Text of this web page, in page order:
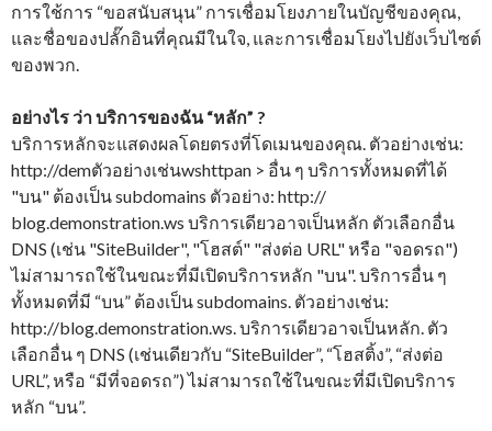
การใช้การ “ขอสนับสนุน” การเชื่อมโยงภายในบัญชีของคุณ,
และชื่อของปลั๊กอินที่คุณมีในใจ, และการเชื่อมโยงไปยังเว็บไซต์
ของพวก.
อย่างไร ว่า บริการของฉัน “หลัก” ?
บริการหลักจะแสดงผลโดยตรงที่โดเมนของคุณ. ตัวอย่างเช่น:
http://demตัวอย่างเช่นwshttpan > อื่น ๆ บริการทั้งหมดที่ได้
"บน" ต้องเป็น subdomains ตัวอย่าง: http://
blog.demonstration.ws บริการเดียวอาจเป็นหลัก ตัวเลือกอื่น
DNS (เช่น "SiteBuilder", "โฮสต์" "ส่งต่อ URL" หรือ "จอดรถ")
ไม่สามารถใช้ในขณะที่มีเปิดบริการหลัก "บน". บริการอื่น ๆ
ทั้งหมดที่มี “บน” ต้องเป็น subdomains. ตัวอย่างเช่น:
http://blog.demonstration.ws. บริการเดียวอาจเป็นหลัก. ตัว
เลือกอื่น ๆ DNS (เช่นเดียวกับ “SiteBuilder”, “โฮสติ้ง”, “ส่งต่อ
URL”, หรือ “มีที่จอดรถ”) ไม่สามารถใช้ในขณะที่มีเปิดบริการ
หลัก “บน”.